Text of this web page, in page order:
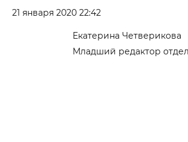
21 января 2020 22:42
Екатерина Четверикова
Младший редактор